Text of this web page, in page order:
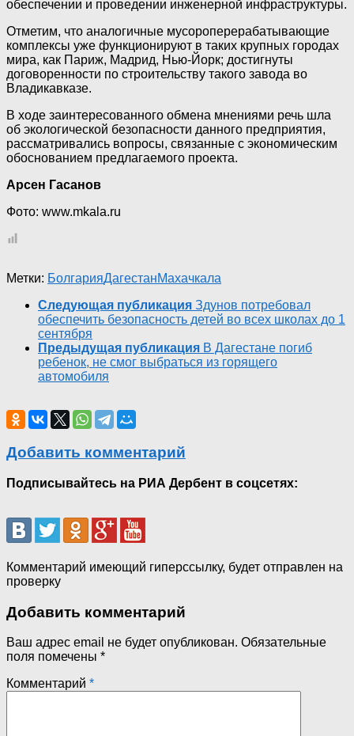
обеспечении и проведении инженерной инфраструктуры.
Отметим, что аналогичные мусороперерабатывающие
комплексы уже функционируют в таких крупных городах
мира, как Париж, Мадрид, Нью-Йорк; достигнуты
договоренности по строительству такого завода во
Владикавказе.
В ходе заинтересованного обмена мнениями речь шла
об экологической безопасности данного предприятия,
рассматривались вопросы, связанные с экономическим
обоснованием предлагаемого проекта.
Арсен Гасанов
Фото: www.mkala.ru
Метки: БолгарияДагестанМахачкала
Следующая публикация Здунов потребовал
обеспечить безопасность детей во всех школах до 1
сентября
Предыдущая публикация В Дагестане погиб
ребенок, не смог выбраться из горящего
автомобиля
Добавить комментарий
Подписывайтесь на РИА Дербент в соцсетях:
Комментарий имеющий гиперссылку, будет отправлен на
проверку
Добавить комментарий
Ваш адрес email не будет опубликован. Обязательные
поля помечены *
Комментарий *